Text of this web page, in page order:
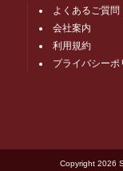
よくあるご質問
会社案内
利用規約
プライバシーポ
Copyright 2026